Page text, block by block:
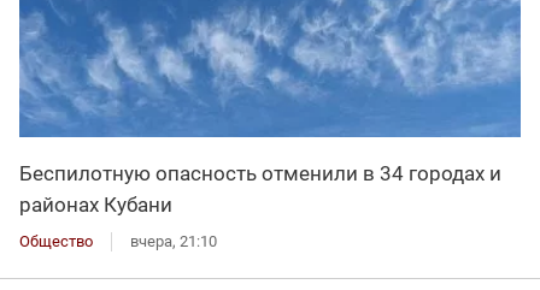
Беспилотную опасность отменили в 34 городах и
районах Кубани
Общество вчера, 21:10